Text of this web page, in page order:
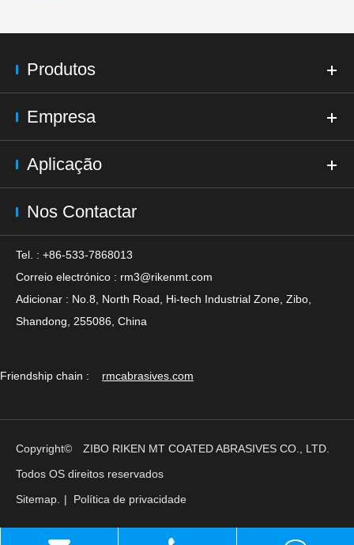
Produtos
Empresa
Aplicação
Nos Contactar
Tel. : +86-533-7868013
Correio electrónico : rm3@rikenmt.com
Adicionar : No.8, North Road, Hi-tech Industrial Zone, Zibo,
Shandong, 255086, China
Friendship chain : rmcabrasives.com
Copyright©
ZIBO RIKEN MT COATED ABRASIVES CO., LTD.
Todos OS direitos reservados
Sitemap.
| Política de privacidade